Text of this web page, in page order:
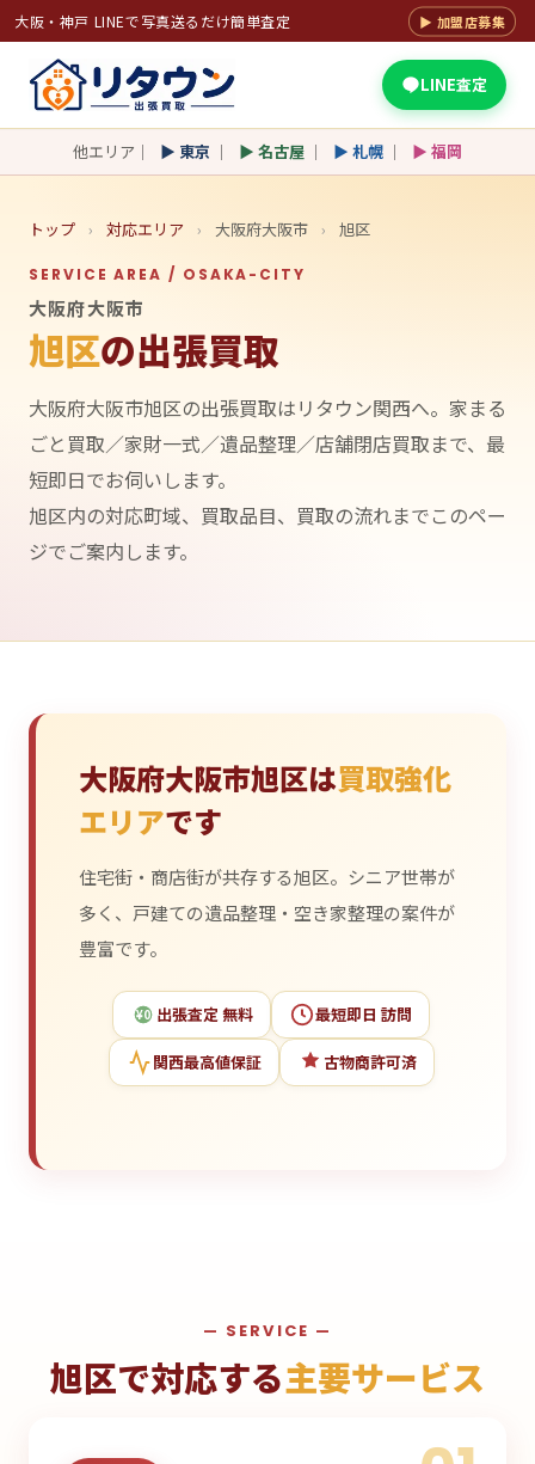
大阪・神戸 LINEで写真送るだけ簡単査定 ▶ 加盟店募集
LINE査定
他エリア｜ ▶ 東京 ｜ ▶ 名古屋 ｜ ▶ 札幌 ｜ ▶ 福岡
トップ › 対応エリア › 大阪府大阪市 › 旭区
SERVICE AREA / OSAKA-CITY
大阪府大阪市
旭区の出張買取
大阪府大阪市旭区の出張買取はリタウン関西へ。家まる
ごと買取／家財一式／遺品整理／店舗閉店買取まで、最
短即日でお伺いします。
旭区内の対応町域、買取品目、買取の流れまでこのペー
ジでご案内します。
大阪府大阪市旭区は買取強化
エリアです
住宅街・商店街が共存する旭区。シニア世帯が
多く、戸建ての遺品整理・空き家整理の案件が
豊富です。
¥0 出張査定 無料 最短即日 訪問
関西最高値保証 古物商許可済
— SERVICE —
旭区で対応する主要サービス